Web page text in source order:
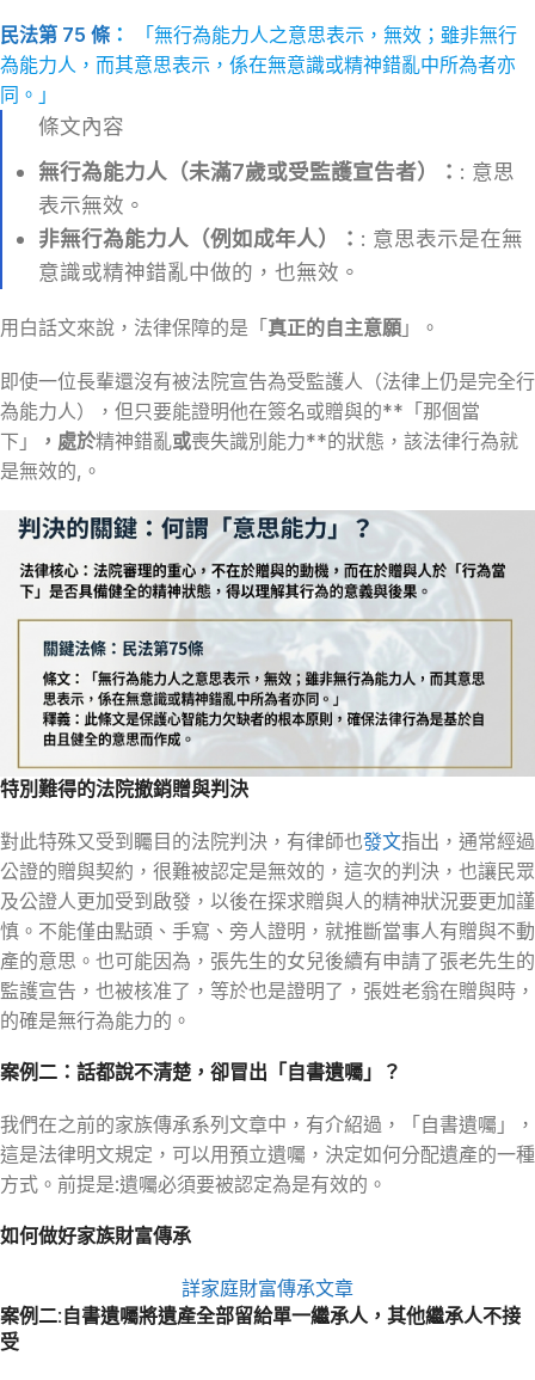
民法第 75 條 ：
「無行為能力人之意思表示，無效；雖非無行
為能力人，而其意思表示，係在無意識或精神錯亂中所為者亦
同。」
條文內容
無行為能力人（未滿7歲或受監護宣告者）： : 意思
表示無效。
非無行為能力人（例如成年人）： : 意思表示是在無
意識或精神錯亂中做的，也無效。
用白話文來說，法律保障的是「真正的自主意願 」。
即使一位長輩還沒有被法院宣告為受監護人（法律上仍是完全行
為能力人），但只要能證明他在簽名或贈與的**「那個當
下」
，處於精神錯亂或喪失識別能力**的狀態，該法律行為就
是無效的,。
特別難得的法院撤銷贈與判決
對此特殊又受到矚目的法院判決，有律師也發文指出，通常經過
公證的贈與契約，很難被認定是無效的，這次的判決，也讓民眾
及公證人更加受到啟發，以後在探求贈與人的精神狀況要更加謹
慎。不能僅由點頭、手寫、旁人證明，就推斷當事人有贈與不動
產的意思。也可能因為，張先生的女兒後續有申請了張老先生的
監護宣告，也被核准了，等於也是證明了，張姓老翁在贈與時，
的確是無行為能力的。
案例二：話都說不清楚，卻冒出「自書遺囑」？
我們在之前的家族傳承系列文章中，有介紹過，「自書遺囑」，
這是法律明文規定，可以用預立遺囑，決定如何分配遺產的一種
方式。前提是:遺囑必須要被認定為是有效的。
如何做好家族財富傳承
詳家庭財富傳承文章
案例二:自書遺囑將遺產全部留給單一繼承人，其他繼承人不接
受